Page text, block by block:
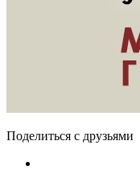
Поделиться с друзьями